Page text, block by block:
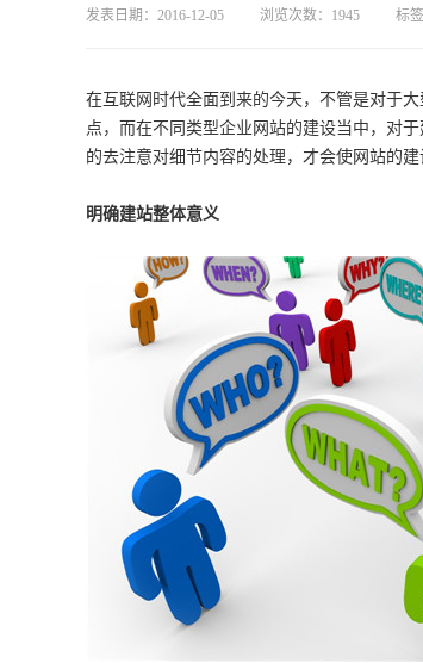
发表日期：2016-12-05 浏览次数：1945 标
在互联网时代全面到来的今天，不管是对于
点，而在不同类型企业网站的建设当中，对
的去注意对细节内容的处理，才会使网站的
明确建站整体意义